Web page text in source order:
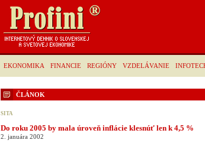
EKONOMIKA FINANCIE REGIÓNY VZDELÁVANIE
ČLÁNOK
SITA
Do roku 2005 by mala úroveň inflácie klesnúť len k 4,5 %
2. januára 2002